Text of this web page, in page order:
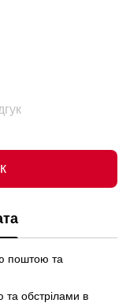
поштою та
та обстрілами в